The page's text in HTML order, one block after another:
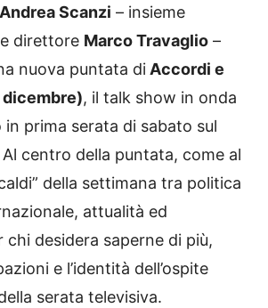
Andrea Scanzi – insieme
direttore Marco Travaglio –
nuova puntata diAccordi e
, il talk show in onda
in prima serata di sabato sul
Al centro della puntata, come al
della settimana tra politica
attualità ed
chi desidera saperne di più,
e l’identità dell’ospite
serata televisiva.